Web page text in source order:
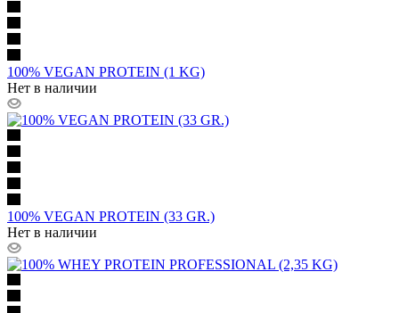
100% VEGAN PROTEIN (1 KG)
Нет в наличии
100% VEGAN PROTEIN (33 GR.)
Нет в наличии